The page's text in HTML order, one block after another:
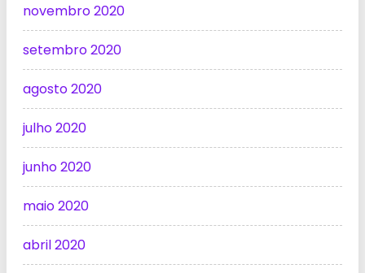
novembro 2020
setembro 2020
agosto 2020
julho 2020
junho 2020
maio 2020
abril 2020